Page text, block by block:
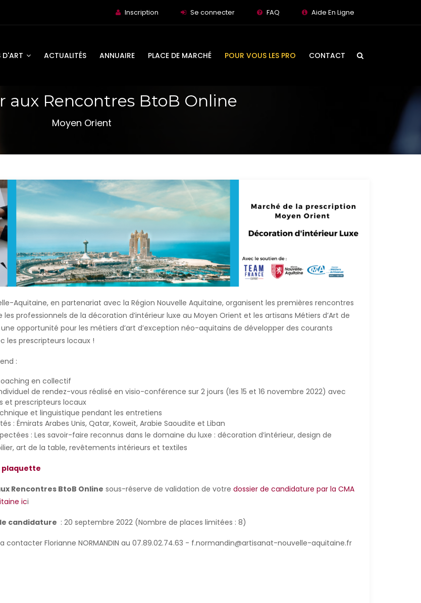
Inscription Se connecter FAQ Aide En Ligne
D'ART ACTUALITÉS ANNUAIRE PLACE DE MARCHÉ POUR VOUS LES PRO CONTACT
aux Rencontres BtoB Online
Moyen Orient
Aquitaine, en partenariat avec la Région Nouvelle Aquitaine, organisent les premières rencontres
les professionnels de la décoration d’intérieur luxe au Moyen Orient et les artisans Métiers d’Art de
opportunité pour les métiers d’art d’exception néo-aquitains de développer des courants
les prescripteurs locaux !
:
en collectif
de rendez-vous réalisé en visio-conférence sur 2 jours (les 15 et 16 novembre 2022) avec
et prescripteurs locaux
et linguistique pendant les entretiens
: Émirats Arabes Unis, Qatar, Koweït, Arabie Saoudite et Liban
: Les savoir-faire reconnus dans le domaine du luxe : décoration d’intérieur, design de
art de la table, revêtements intérieurs et textiles
plaquette
Rencontres BtoB Online sous-réserve de validation de votre dossier de candidature par la CMA
ici
candidature : 20 septembre 2022 (Nombre de places limitées : 8)
a contacter Florianne NORMANDIN au 07.89.02.74.63 - f.normandin@artisanat-nouvelle-aquitaine.fr